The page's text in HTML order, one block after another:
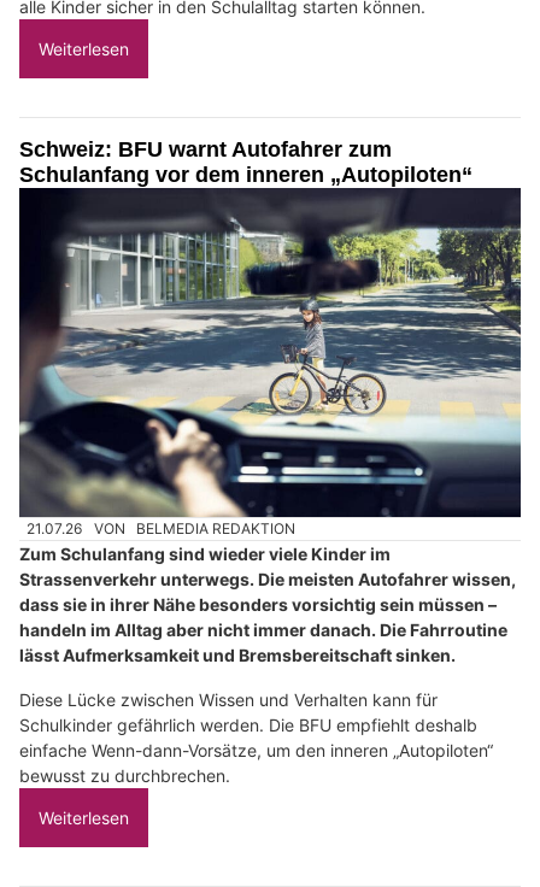
alle Kinder sicher in den Schulalltag starten können.
Weiterlesen
Schweiz: BFU warnt Autofahrer zum
Schulanfang vor dem inneren „Autopiloten“
21.07.26 VON BELMEDIA REDAKTION
Zum Schulanfang sind wieder viele Kinder im
Strassenverkehr unterwegs. Die meisten Autofahrer wissen,
dass sie in ihrer Nähe besonders vorsichtig sein müssen –
handeln im Alltag aber nicht immer danach. Die Fahrroutine
lässt Aufmerksamkeit und Bremsbereitschaft sinken.
Diese Lücke zwischen Wissen und Verhalten kann für
Schulkinder gefährlich werden. Die BFU empfiehlt deshalb
einfache Wenn-dann-Vorsätze, um den inneren „Autopiloten“
bewusst zu durchbrechen.
Weiterlesen